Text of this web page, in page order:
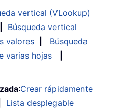
vertical (VLookup)
Búsqueda vertical
valores
Búsqueda
varias hojas
:Crear rápidamente
Lista desplegable